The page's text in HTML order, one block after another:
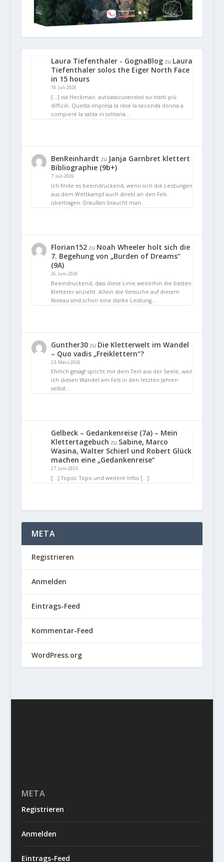
Laura Tiefenthaler - GognaBlogzu Laura
Tiefenthaler solos the Eiger North Face
in 15 hours
10. Juli 2026
[…] via Heckmair, autoassicurandosi sui tratti più
difficili. Questa impresa la rese la seconda donna a
compiere la salita in solitaria…
BenReinhardt zu Janja Garnbret klettert
Bibliographie (9b+)
7. Juli 2026
Ich finde es beeindruckend, wenn sich die Leistungen
aus dem Wettkampf auch direkt an den Fels
übertragen. Draußen braucht man…
Florian152zu Noah Wheeler holt sich die
7. Begehung von „Burden of Dreams“
(9A)
26. Juni 2026
Beeindruckend, dass diese Linie weiterhin die besten
Kletterer anzieht. Allein die Versuche auf diesem
Niveau sind schon eine starke Leistung.…
Gunther30zu Die Kletterwelt im Wandel
– Quo vadis „Freiklettern“?
23. März 2026
Ehrlich gesagt spricht mir dein Text aus der Seele, weil
ich diesen Wandel am Fels in den letzten Jahren
selbst…
Gelbeck – Gedankenreise (7a) – Mein
Klettertagebuch zu Sabine, Marco
Wasina, Walter Schierl und Robert Glück
machen eine „Gedankenreise“
27. Juni 2025
[…] Topos: Topo und weitere Infos […]
META
Registrieren
Anmelden
Eintrags-Feed
Kommentar-Feed
WordPress.org
META
Registrieren
Anmelden
Eintrags-Feed